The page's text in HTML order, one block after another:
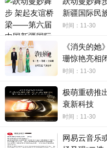
剪辑指导周新霞也坦言与李旭合
部很有挑战的电影，在剪辑方面
的作品其实是作家自己心里那样
的影投，意象的东西得让观众自
新疆国际民
时间：11-30
《消失的
珊惊艳亮相
时间：11-30
极萌重磅推
衰新科技
时间：11-30
网易云音乐